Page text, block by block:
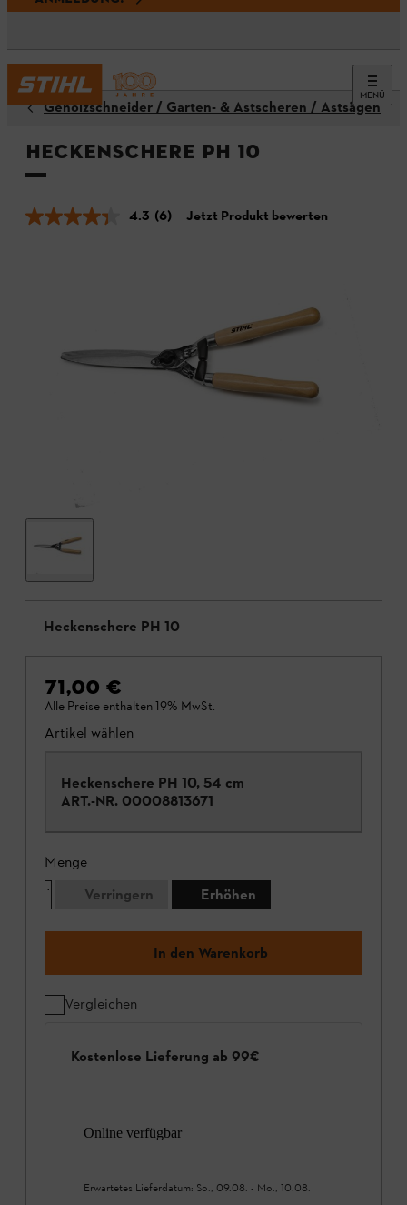
MENÜ
Gehölzschneider / Garten- & Astscheren / Astsägen
Heckenschere PH 10
4.3 (6) Jetzt Produkt bewerten
Heckenschere PH 10
71,00 €
Alle Preise enthalten 19% MwSt.
Artikel wählen
Heckenschere PH 10, 54 cm
ART.-NR. 00008813671
Menge
Verringern
Erhöhen
In den Warenkorb
Vergleichen
Kostenlose Lieferung ab 99€
Online verfügbar
Erwartetes Lieferdatum: So., 09.08. - Mo., 10.08.